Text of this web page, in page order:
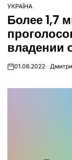
ОПУБЛІКУВАТИ
У
УКРАЇНА
Более 1,7
владении
on01.06.2022